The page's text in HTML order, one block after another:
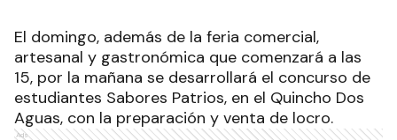
El domingo, además de la feria comercial,
artesanal y gastronómica que comenzará a las
15, por la mañana se desarrollará el concurso de
estudiantes Sabores Patrios, en el Quincho Dos
Aguas, con la preparación y venta de locro.
Ads